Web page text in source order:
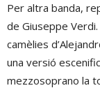
Per altra banda,
de Giuseppe Verdi.
camèlies
una versió
mezzosoprano la